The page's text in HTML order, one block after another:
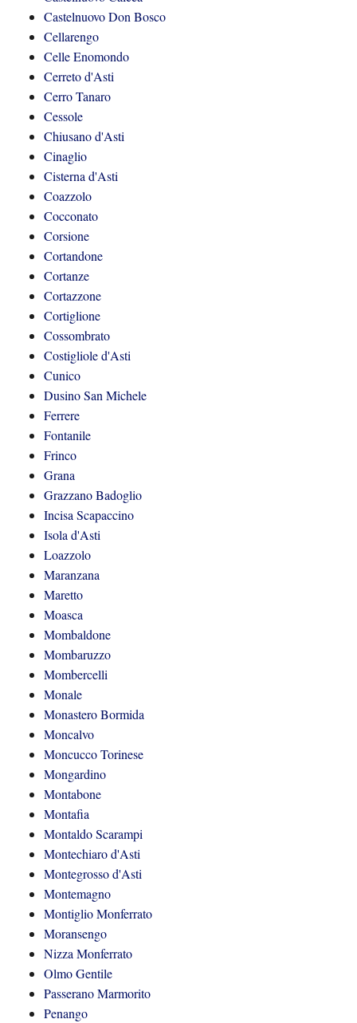
Castelnuovo Don Bosco
Cellarengo
Celle Enomondo
Cerreto d'Asti
Cerro Tanaro
Cessole
Chiusano d'Asti
Cinaglio
Cisterna d'Asti
Coazzolo
Cocconato
Corsione
Cortandone
Cortanze
Cortazzone
Cortiglione
Cossombrato
Costigliole d'Asti
Cunico
Dusino San Michele
Ferrere
Fontanile
Frinco
Grana
Grazzano Badoglio
Incisa Scapaccino
Isola d'Asti
Loazzolo
Maranzana
Maretto
Moasca
Mombaldone
Mombaruzzo
Mombercelli
Monale
Monastero Bormida
Moncalvo
Moncucco Torinese
Mongardino
Montabone
Montafia
Montaldo Scarampi
Montechiaro d'Asti
Montegrosso d'Asti
Montemagno
Montiglio Monferrato
Moransengo
Nizza Monferrato
Olmo Gentile
Passerano Marmorito
Penango